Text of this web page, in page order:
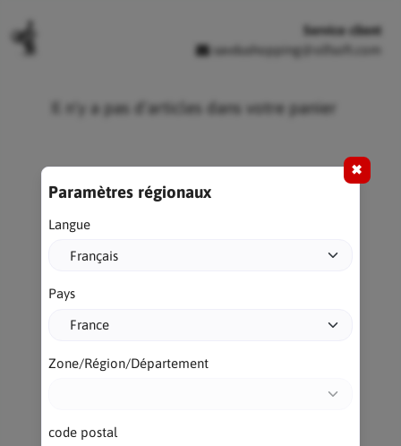
Service client
savdushopping@olfsoft.com
Il n'y a pas d'articles dans votre panier
✖
Paramètres régionaux
Langue
Pays
Zone/Région/Département
code postal